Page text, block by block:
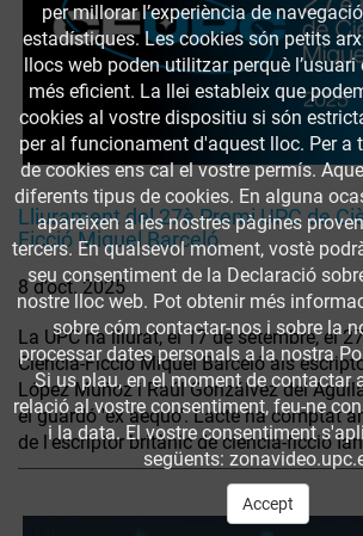
Lliurament del 27è Premi UPC de
Ficció Miquel Barceló
8 d’oct. 2025
La UPC ha lliurat, el 17 de setembre, el
Ciència-Ficció Miquel Barceló als
López Muñoz i Raúl Gonzálvez del
el guardó 'ex aequo'. L’acte ha comptat
de l'escriptor britànic de ciència-ficció
per millorar l’experiència de
estadístiques. Les cookies són petits
llocs web poden utilitzar perquè
més eficient. La llei estableix que
cookies al vostre dispositiu si són
per al funcionament d'aquest lloc. Per a
de cookies ens cal el vostre permís.
diferents tipus de cookies. En alguna
apareixen a les nostres pàgines
tercers. En qualsevol moment, vostè
seu consentiment de la Declaració
nostre lloc web. Pot obtenir més
sobre cóm contactar-nos i sobre la
processar dates personals a la nostra
Si us plau, en el moment de contactar
relació al vostre consentiment, feu-ne
i la data. El vostre consentiment
següents:
Accept